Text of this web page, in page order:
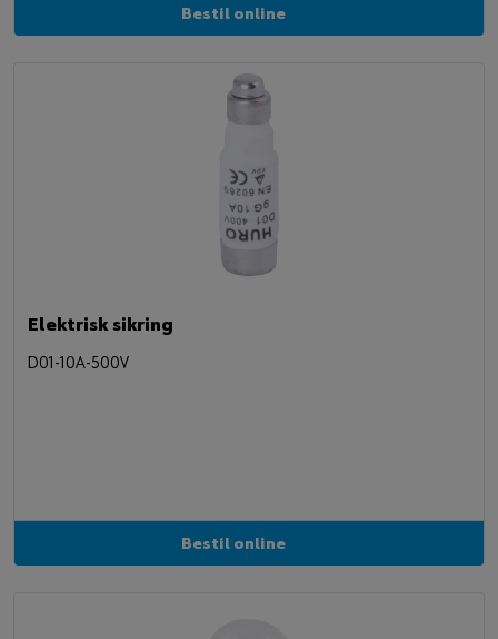
Bestil online
Elektrisk sikring
D01-10A-500V
Bestil online